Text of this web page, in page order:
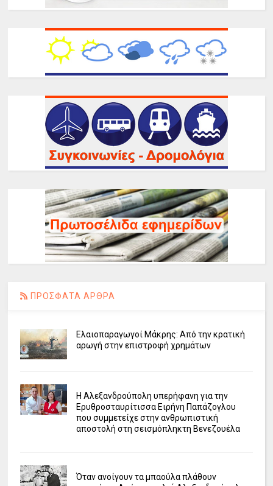
ΠΡΟΣΦΑΤΑ ΑΡΘΡΑ
Ελαιοπαραγωγοί Μάκρης: Από την κρατική
αρωγή στην επιστροφή χρημάτων
Η Αλεξανδρούπολη υπερήφανη για την
Ερυθροσταυρίτισσα Ειρήνη Παπάζογλου
που συμμετείχε στην ανθρωπιστική
αποστολή στη σεισμόπληκτη Βενεζουέλα
Όταν ανοίγουν τα μπαούλα πλάθουν